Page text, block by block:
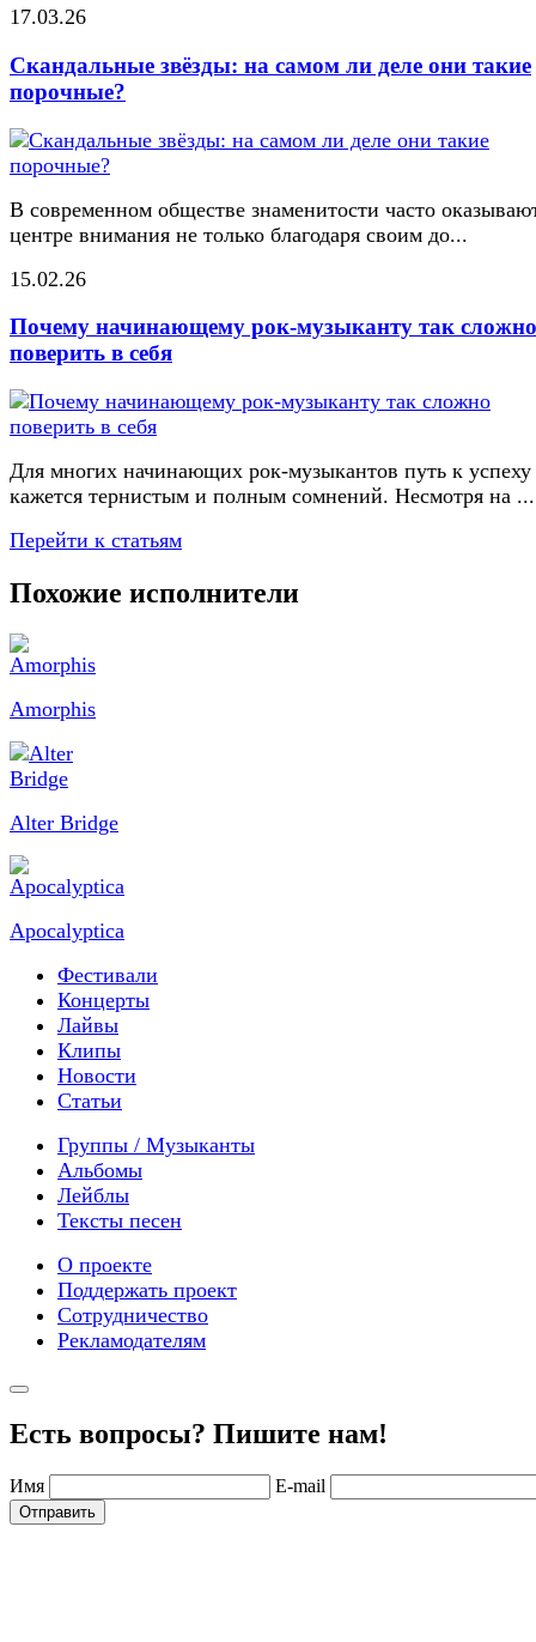
17.03.26
Скандальные звёзды: на самом ли деле они такие
порочные?
В современном обществе знаменитости часто
центре внимания не только благодаря своим до...
15.02.26
Почему начинающему рок-музыканту так сложно
поверить в себя
Для многих начинающих рок-музыкантов путь к успеху
кажется тернистым и полным сомнений. Несмотря на ...
Перейти к статьям
Похожие исполнители
Amorphis
Alter Bridge
Apocalyptica
Фестивали
Концерты
Лайвы
Клипы
Новости
Статьи
Группы / Музыканты
Альбомы
Лейблы
Тексты песен
О проекте
Поддержать проект
Сотрудничество
Рекламодателям
Есть вопросы? Пишите нам!
Имя E-mail